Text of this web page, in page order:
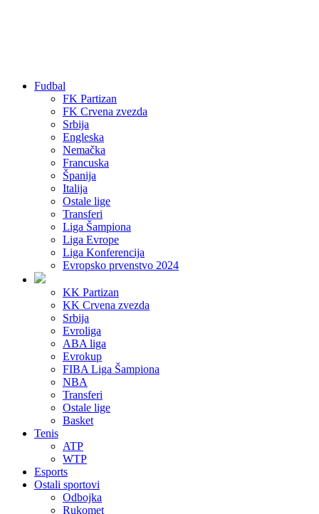
Fudbal
FK Partizan
FK Crvena zvezda
Srbija
Engleska
Nemačka
Francuska
Španija
Italija
Ostale lige
Transferi
Liga Šampiona
Liga Evrope
Liga Konferencija
Evropsko prvenstvo 2024
KK Partizan
KK Crvena zvezda
Srbija
Evroliga
ABA liga
Evrokup
FIBA Liga Šampiona
NBA
Transferi
Ostale lige
Basket
Tenis
ATP
WTP
Esports
Ostali sportovi
Odbojka
Rukomet